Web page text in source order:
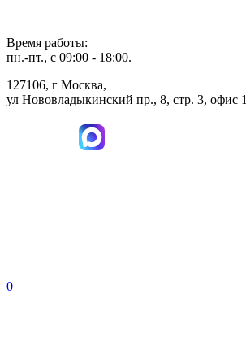
Время работы:
пн.-пт., с 09:00 - 18:00.
127106, г Москва,
ул Нововладыкинский пр., 8, стр. 3, офис
0